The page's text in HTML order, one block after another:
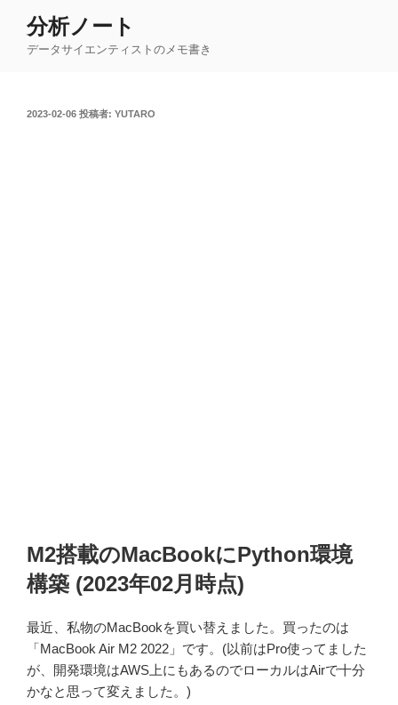
分析ノート
データサイエンティストのメモ書き
投
2023-02-06 投稿者: YUTARO
M2搭載のMacBookにPython環境
構築 (2023年02月時点)
最近、私物のMacBookを買い替えました。買ったのは
「MacBook Air M2 2022」です。(以前はPro使ってました
が、開発環境はAWS上にもあるのでローカルはAirで十分
かなと思って変えました。)